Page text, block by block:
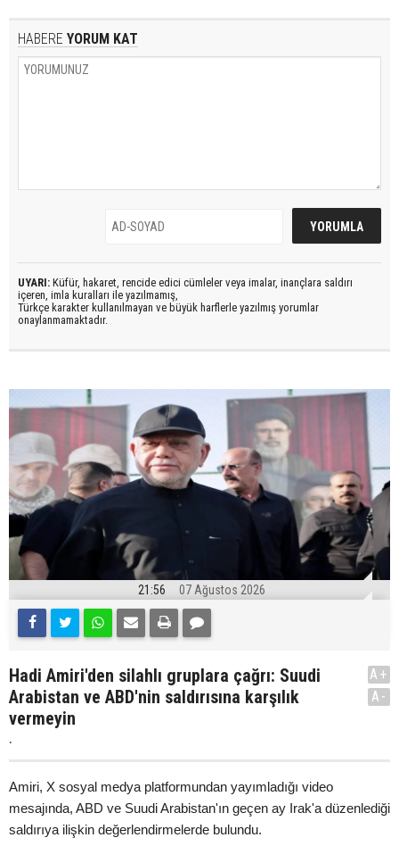
HABERE YORUM KAT
UYARI: Küfür, hakaret, rencide edici cümleler veya imalar, inançlara saldırı
içeren, imla kuralları ile yazılmamış,
Türkçe karakter kullanılmayan ve büyük harflerle yazılmış yorumlar
onaylanmamaktadır.
21:56 07 Ağustos 2026
Hadi Amiri'den silahlı gruplara çağrı: Suudi
Arabistan ve ABD'nin saldırısına karşılık
vermeyin
.
A+
A-
Amiri, X sosyal medya platformundan yayımladığı video
mesajında, ABD ve Suudi Arabistan'ın geçen ay Irak'a düzenlediği
saldırıya ilişkin değerlendirmelerde bulundu.